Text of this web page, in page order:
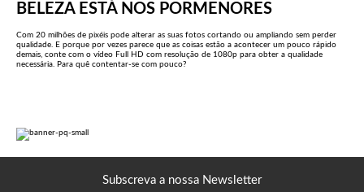
BELEZA ESTÁ NOS PORMENORES
Com 20 milhões de pixéis pode alterar as suas fotos cortando ou ampliando sem perder
qualidade. E porque por vezes parece que as coisas estão a acontecer um pouco rápido
demais, conte com o vídeo Full HD com resolução de 1080p para obter a qualidade
necessária. Para quê contentar-se com pouco?
Subscreva a nossa Newsletter